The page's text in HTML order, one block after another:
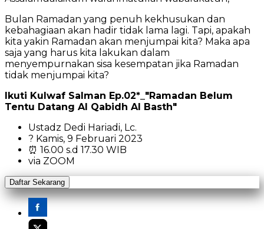
Bulan Ramadan yang penuh kekhusukan dan
kebahagiaan akan hadir tidak lama lagi. Tapi, apakah
kita yakin Ramadan akan menjumpai kita? Maka apa
saja yang harus kita lakukan dalam
menyempurnakan sisa kesempatan jika Ramadan
tidak menjumpai kita?
Ikuti Kulwaf Salman Ep.02*_"Ramadan Belum
Tentu Datang Al Qabidh Al Basth"
Ustadz Dedi Hariadi, Lc.
? Kamis, 9 Februari 2023
⏰ 16.00 s.d 17.30 WIB
via ZOOM
Daftar Sekarang